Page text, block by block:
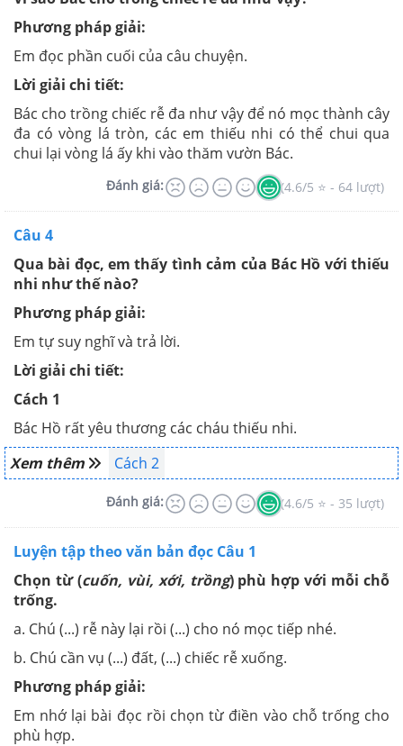
Phương pháp giải:
Em đọc phần cuối của câu chuyện.
Lời giải chi tiết:
Bác cho trồng chiếc rễ đa như vậy để nó mọc thành cây
đa có vòng lá tròn, các em thiếu nhi có thể chui qua
chui lại vòng lá ấy khi vào thăm vườn Bác.
Đánh giá: (4.6/5 ⭐ - 64 lượt)
Câu 4
Qua bài đọc, em thấy tình cảm của Bác Hồ với thiếu
nhi như thế nào?
Phương pháp giải:
Em tự suy nghĩ và trả lời.
Lời giải chi tiết:
Cách 1
Bác Hồ rất yêu thương các cháu thiếu nhi.
Xem thêm
Cách 2
Đánh giá: (4.6/5 ⭐ - 35 lượt)
Luyện tập theo văn bản đọc Câu 1
Chọn từ (cuốn, vùi, xới, trồng) phù hợp với mỗi chỗ
trống.
a. Chú (...) rễ này lại rồi (...) cho nó mọc tiếp nhé.
b. Chú cần vụ (...) đất, (...) chiếc rễ xuống.
Phương pháp giải:
Em nhớ lại bài đọc rồi chọn từ điền vào chỗ trống cho
phù hợp.